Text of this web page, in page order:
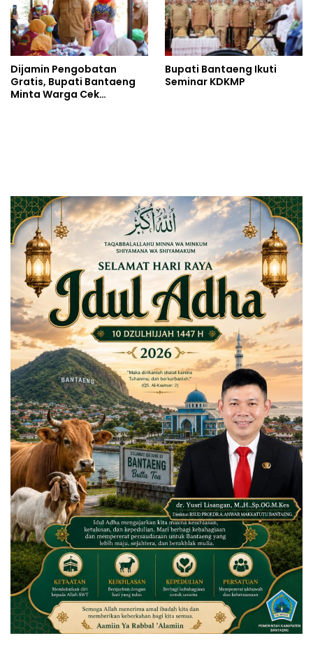
Dijamin Pengobatan
Gratis, Bupati Bantaeng
Minta Warga Cek
Bupati Bantaeng Ikuti
Seminar KDKMP